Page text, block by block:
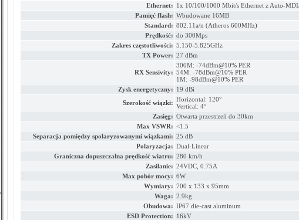
Ethernet: 1x 10/100/1000 Mbit/s Ethernet z Auto-
Pamięć flash: Wbudowane 16MB
Standard: 802.11a/n (Atheros 600MHz)
Prędkość: do 300Mps
Zakres częstotliwości: 5.150-5.825GHz
TX Power: 27 dBm
RX Sensivity:
300M: -74dBm@10% PER
54M: -78dBm@10% PER
1M: -98dBm@10% PER
Zysk energetyczny: 19 dBi
Szerokość wiązki: Horizontal: 120°
Vertical: 4°
Zasięg: Otwarta przestrzeń do 30km
Max VSWR: <1.5
Separacja pomiędzy spolaryzowanymi wiązkami: 25 dB
Polaryzacja: Dual-Linear
Graniczna dopuszczalna prędkość wiatru: 280 km/h
Zasilanie: 24VDC, 0.75A
Max pobór mocy: 6W
Wymiary: 700 x 133 x 95mm
Waga: 2.9kg
Obudowa: IP67 die-cast aluminum
ESD Protection: 16kV